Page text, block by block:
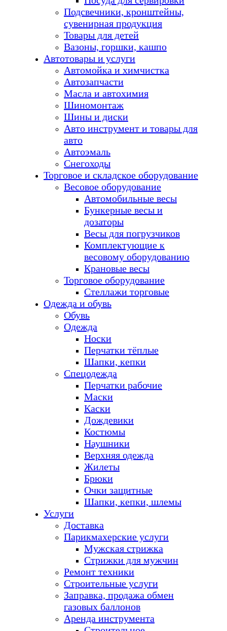
Подсвечники, кронштейны,
сувенирная продукция
Товары для детей
Вазоны, горшки, кашпо
Автотовары и услуги
Автомойка и химчистка
Автозапчасти
Масла и автохимия
Шиномонтаж
Шины и диски
Авто инструмент и товары для
авто
Автоэмаль
Снегоходы
Торговое и складское оборудование
Весовое оборудование
Автомобильные весы
Бункерные весы и
дозаторы
Весы для погрузчиков
Комплектующие к
весовому оборудованию
Крановые весы
Торговое оборудование
Стеллажи торговые
Одежда и обувь
Обувь
Одежда
Носки
Перчатки тёплые
Шапки, кепки
Спецодежда
Перчатки рабочие
Маски
Каски
Дождевики
Костюмы
Наушники
Верхняя одежда
Жилеты
Брюки
Очки защитные
Шапки, кепки, шлемы
Услуги
Доставка
Парикмахерские услуги
Мужская стрижка
Стрижки для мужчин
Ремонт техники
Строительные услуги
Заправка, продажа обмен
газовых баллонов
Аренда инструмента